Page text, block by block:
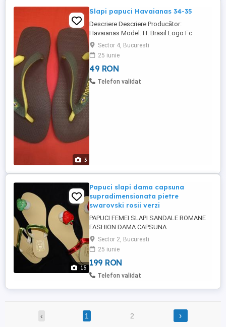
3
Slapi papuci Havaianas 34-35
Descriere Descriere Producător:
Havaianas Model: H. Brasil Logo Fc
41108500579 Culoare: Verde Exterior:
Material plastic - De înaltă calitate Interior:
material Tălpic: material Tipul
vârfului:Decupat Branțuri detașabile: Nu
Sezon:Primăvară/Vară Înălțimea totală a
Sector 4, Bucuresti
25 iunie
49 RON
Telefon validat
15
Papuci slapi dama capsuna
supradimensionata pietre
swarovski rosii verzi
PAPUCI FEMEI SLAPI SANDALE ROMANE
FASHION DAMA CAPSUNA
SUPRADIMENSIONATA PIETRE
SWAROVSKI COLECTIE NOUA - model
deosebit - cea mai potrivita alegere pentru
vremea caniculara - despartitorul pentru
degete ajuta persoanele cu monturi,
sa va lasati degetele sa ...
Sector 2, Bucuresti
25 iunie
199 RON
Telefon validat
‹ 1 2 ›